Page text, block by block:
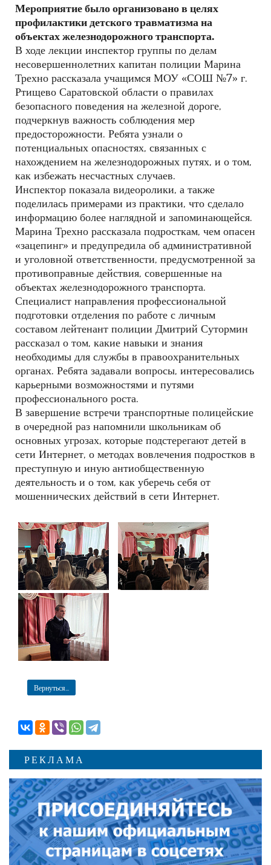
Мероприятие было организовано в целях
профилактики детского травматизма на
объектах железнодорожного транспорта.
В ходе лекции инспектор группы по делам
несовершеннолетних капитан полиции Марина
Трехно рассказала учащимся МОУ «СОШ №7» г.
Ртищево Саратовской области о правилах
безопасного поведения на железной дороге,
подчеркнув важность соблюдения мер
предосторожности. Ребята узнали о
потенциальных опасностях, связанных с
нахождением на железнодорожных путях, и о том,
как избежать несчастных случаев.
Инспектор показала видеоролики, а также
поделилась примерами из практики, что сделало
информацию более наглядной и запоминающейся.
Марина Трехно рассказала подросткам, чем опасен
«зацепинг» и предупредила об административной
и уголовной ответственности, предусмотренной за
противоправные действия, совершенные на
объектах железнодорожного транспорта.
Специалист направления профессиональной
подготовки отделения по работе с личным
составом лейтенант полиции Дмитрий Сутормин
рассказал о том, какие навыки и знания
необходимы для службы в правоохранительных
органах. Ребята задавали вопросы, интересовались
карьерными возможностями и путями
профессионального роста.
В завершение встречи транспортные полицейские
в очередной раз напомнили школьникам об
основных угрозах, которые подстерегают детей в
сети Интернет, о методах вовлечения подростков в
преступную и иную антиобщественную
деятельность и о том, как уберечь себя от
мошеннических действий в сети Интернет.
Вернуться...
РЕКЛАМА